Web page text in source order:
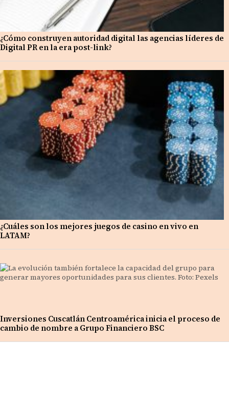
¿Cómo construyen autoridad digital las agencias líderes de
Digital PR en la era post-link?
¿Cuáles son los mejores juegos de casino en vivo en
LATAM?
Inversiones Cuscatlán Centroamérica inicia el proceso de
cambio de nombre a Grupo Financiero BSC